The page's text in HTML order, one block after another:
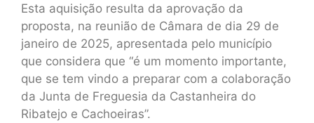
Esta aquisição resulta da aprovação da
proposta, na reunião de Câmara de dia 29 de
janeiro de 2025, apresentada pelo município
que considera que “é um momento importante,
que se tem vindo a preparar com a colaboração
da Junta de Freguesia da Castanheira do
Ribatejo e Cachoeiras”.